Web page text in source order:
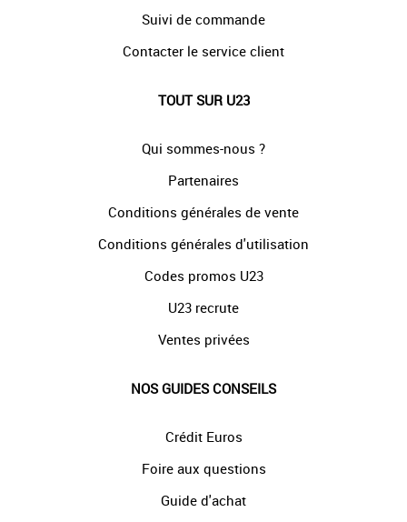
Suivi de commande
Contacter le service client
TOUT SUR U23
Qui sommes-nous ?
Partenaires
Conditions générales de vente
Conditions générales d'utilisation
Codes promos U23
U23 recrute
Ventes privées
NOS GUIDES CONSEILS
Crédit Euros
Foire aux questions
Guide d'achat